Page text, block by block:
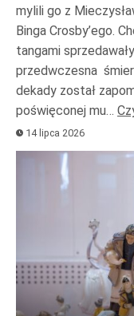
mylili go z
Binga Crosby’ego.
tangami
przedwczesna
dekady został
poświęconej mu…
14 lipca 2026
Odtwarzacz